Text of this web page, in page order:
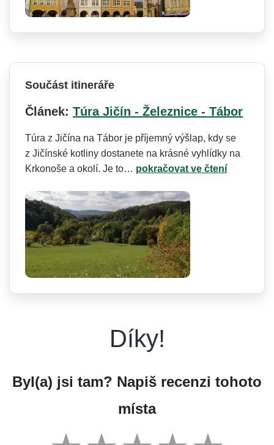
Součást itineráře
Článek: Túra Jičín - Železnice - Tábor
Túra z Jičína na Tábor je příjemný výšlap, kdy se
z Jičínské kotliny dostanete na krásné vyhlídky na
Krkonoše a okolí. Je to… pokračovat ve čtení
Díky!
Byl(a) jsi tam? Napiš recenzi tohoto
místa